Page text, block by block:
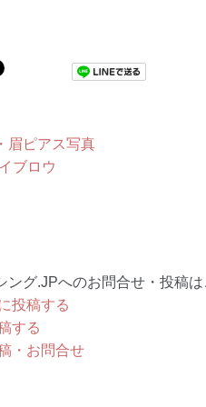
眉ピアス写真
ブロウ
ング.JPへのお問合せ・投稿
投稿する
する
・お問合せ